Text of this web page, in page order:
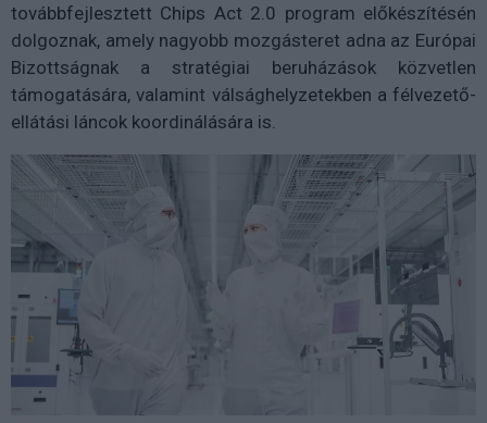
továbbfejlesztett Chips Act 2.0 program előkészítésén
dolgoznak, amely nagyobb mozgásteret adna az Európai
Bizottságnak a stratégiai beruházások közvetlen
támogatására, valamint válsághelyzetekben a félvezető-
ellátási láncok koordinálására is.